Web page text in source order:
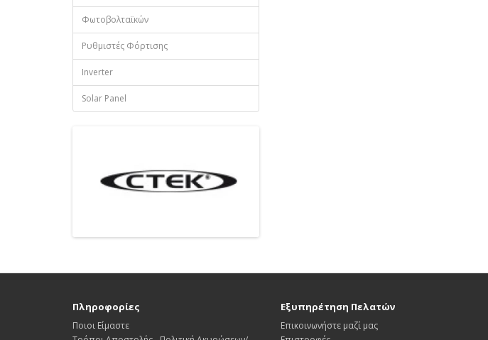
Φωτοβολταϊκών
Ρυθμιστές Φόρτισης
Inverter
Solar Panel
Πληροφορίες
Ποιοι Είμαστε
Εξυπηρέτηση Πελατών
Επικοινωνήστε μαζί μας